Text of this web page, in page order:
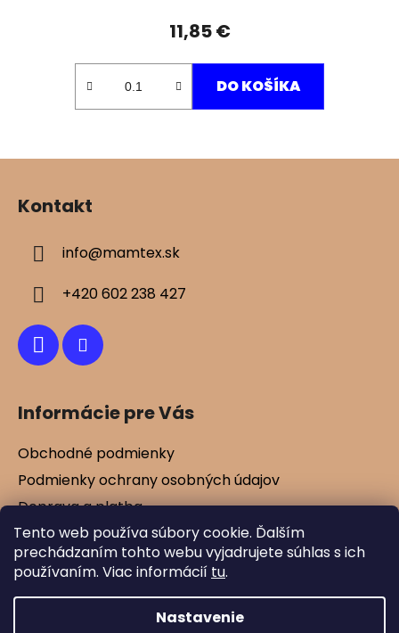
Tento web používa súbory cookie. Ďalším
prechádzaním tohto webu vyjadrujete súhlas s ich
používaním. Viac informácií tu.
Nastavenie
11,85 €
DO KOŠÍKA
Z
Kontakt
info@mamtex.sk
+420 602 238 427
Informácie pre Vás
Obchodné podmienky
Podmienky ochrany osobných údajov
Doprava a platba
Kontakty
Vernostné zľavy